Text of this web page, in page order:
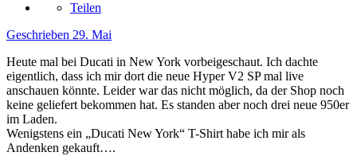
Teilen
Geschrieben 29. Mai
Heute mal bei Ducati in New York vorbeigeschaut. Ich dachte
eigentlich, dass ich mir dort die neue Hyper V2 SP mal live
anschauen könnte. Leider war das nicht möglich, da der Shop noch
keine geliefert bekommen hat. Es standen aber noch drei neue 950er
im Laden.
Wenigstens ein „Ducati New York“ T-Shirt habe ich mir als
Andenken gekauft….